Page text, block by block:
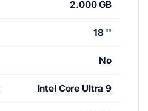
2.000 GB
18 ''
No
Intel Core Ultra 9